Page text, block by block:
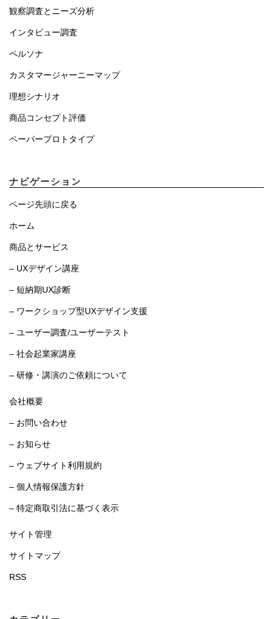
観察調査とニーズ分析
インタビュー調査
ペルソナ
カスタマージャーニーマップ
理想シナリオ
商品コンセプト評価
ペーパープロトタイプ
ナビゲーション
ページ先頭に戻る
ホーム
商品とサービス
– UXデザイン講座
– 短納期UX診断
– ワークショップ型UXデザイン支援
– ユーザー調査/ユーザーテスト
– 社会起業家講座
– 研修・講演のご依頼について
会社概要
– お問い合わせ
– お知らせ
– ウェブサイト利用規約
– 個人情報保護方針
– 特定商取引法に基づく表示
サイト管理
サイトマップ
RSS